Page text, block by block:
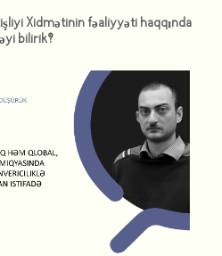
Xidmətinin fəaliyyəti haqqında
bilirik?